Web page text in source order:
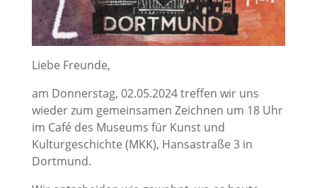
Liebe Freunde,
am Donnerstag, 02.05.2024 treffen wir uns
wieder zum gemeinsamen Zeichnen um 18 Uhr
im Café des Museums für Kunst und
Kulturgeschichte (MKK), Hansastraße 3 in
Dortmund.